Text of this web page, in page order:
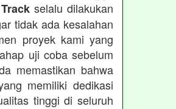
selalu dilakukan
tidak ada kesalahan
proyek kami yang
uji coba sebelum
memastikan bahwa
memiliki dedikasi
tinggi di seluruh